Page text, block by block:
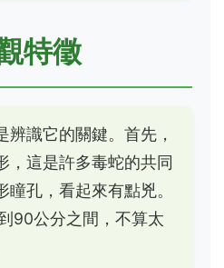
特徵
辨識它的關鍵。首先，
，這是許多毒蛇的共同
孔，看起來有點兇。
90公分之間，不算太